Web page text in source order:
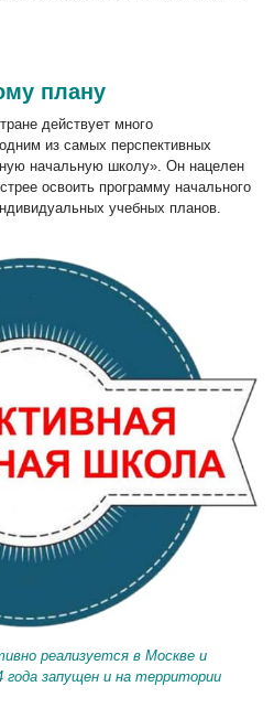
плану
действует много
из самых перспективных
начальную школу». Он нацелен
освоить программу начального
учебных планов.
реализуется в Москве и
года запущен и на территории